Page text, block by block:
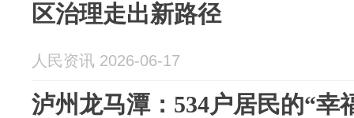
区治理走出新路径
人民资讯 2026-06-17
泸州龙马潭：534户居民的“幸